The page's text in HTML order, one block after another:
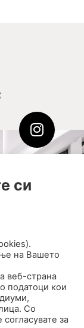
си
на Вашето
веб-страна
податоци кои
Со
за